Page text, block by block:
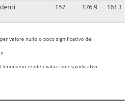
157 176.9 161.1
valore nullo o poco significativo del
fenomeno rende i valori non significativi